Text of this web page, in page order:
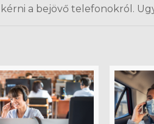
a bejövő telefonokról.